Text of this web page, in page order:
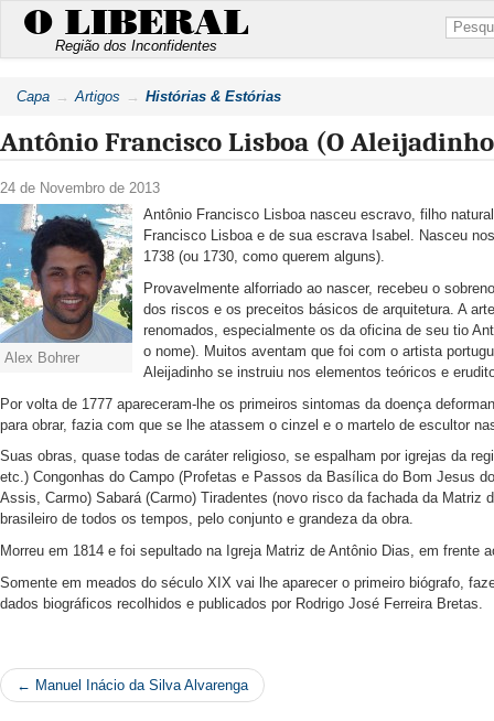
O LIBERAL
Região dos Inconfidentes
Capa Artigos Histórias & Estórias
Antônio Francisco Lisboa (O
24 de Novembro de 2013
Alex Bohrer
Antônio Francisco Lisboa nasceu escravo, filho
Francisco Lisboa e de sua escrava Isabel. Nasceu
1738 (ou 1730, como querem alguns).
Provavelmente alforriado ao nascer, recebeu o
dos riscos e os preceitos básicos de arquitetura. A
renomados, especialmente os da oficina de seu tio
o nome). Muitos aventam que foi com o artista
Aleijadinho se instruiu nos elementos teóricos e
Por volta de 1777 apareceram-lhe os primeiros sintomas da doença
para obrar, fazia com que se lhe atassem o cinzel e o martelo de escultor
Suas obras, quase todas de caráter religioso, se espalham por igrejas da
etc.) Congonhas do Campo (Profetas e Passos da Basílica do Bom Jesus
Assis, Carmo) Sabará (Carmo) Tiradentes (novo risco da fachada da Matriz
brasileiro de todos os tempos, pelo conjunto e grandeza da obra.
Morreu em 1814 e foi sepultado na Igreja Matriz de Antônio Dias, em frente
Somente em meados do século XIX vai lhe aparecer o primeiro biógrafo,
dados biográficos recolhidos e publicados por Rodrigo José Ferreira Bretas.
← Manuel Inácio da Silva Alvarenga